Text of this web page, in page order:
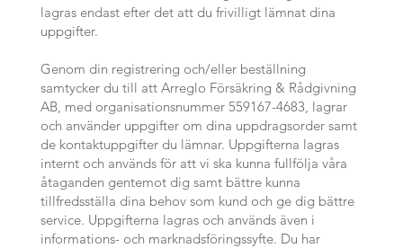
lagras endast efter det att du frivilligt lämnat dina
uppgifter.
Genom din registrering och/eller beställning
samtycker du till att Arreglo Försäkring & Rådgivning
AB, med organisationsnummer 559167-4683, lagrar
och använder uppgifter om dina uppdragsorder samt
de kontaktuppgifter du lämnar. Uppgifterna lagras
internt och används för att vi ska kunna fullfölja våra
åtaganden gentemot dig samt bättre kunna
tillfredsställa dina behov som kund och ge dig bättre
service. Uppgifterna lagras och används även i
informations- och marknadsföringssyfte. Du har